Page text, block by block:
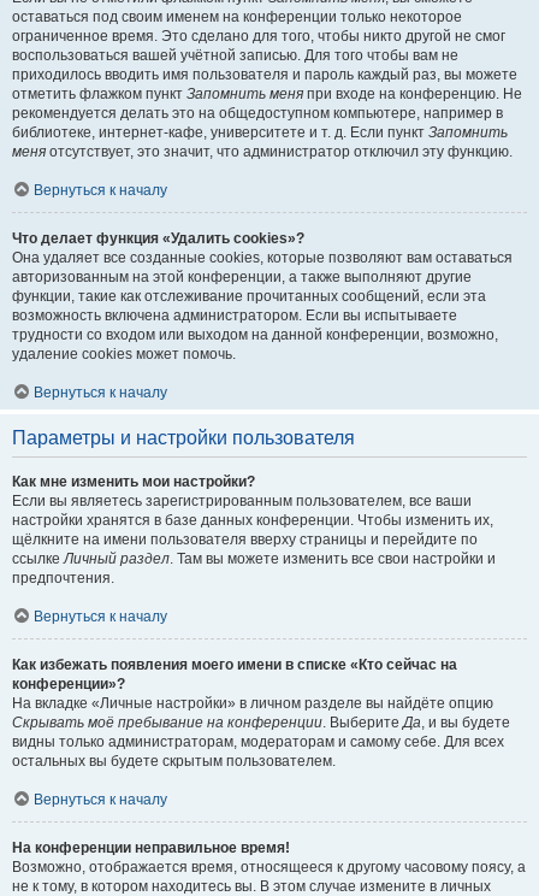
оставаться под своим именем на конференции только некоторое
ограниченное время. Это сделано для того, чтобы никто другой не смог
воспользоваться вашей учётной записью. Для того чтобы вам не
приходилось вводить имя пользователя и пароль каждый раз, вы можете
отметить флажком пункт Запомнить меня при входе на конференцию. Не
рекомендуется делать это на общедоступном компьютере, например в
библиотеке, интернет-кафе, университете и т. д. Если пункт Запомнить
меня отсутствует, это значит, что администратор отключил эту функцию.
Вернуться к началу
Что делает функция «Удалить cookies»?
Она удаляет все созданные cookies, которые позволяют вам оставаться
авторизованным на этой конференции, а также выполняют другие
функции, такие как отслеживание прочитанных сообщений, если эта
возможность включена администратором. Если вы испытываете
трудности со входом или выходом на данной конференции, возможно,
удаление cookies может помочь.
Вернуться к началу
Параметры и настройки пользователя
Как мне изменить мои настройки?
Если вы являетесь зарегистрированным пользователем, все ваши
настройки хранятся в базе данных конференции. Чтобы изменить их,
щёлкните на имени пользователя вверху страницы и перейдите по
ссылкеЛичный раздел. Там вы можете изменить все свои настройки и
предпочтения.
Вернуться к началу
Как избежать появления моего имени в списке «Кто сейчас на
конференции»?
На вкладке «Личные настройки» в личном разделе вы найдёте опцию
Скрывать моё пребывание на конференции. ВыберитеДа, и вы будете
видны только администраторам, модераторам и самому себе. Для всех
остальных вы будете скрытым пользователем.
Вернуться к началу
На конференции неправильное время!
Возможно, отображается время, относящееся к другому часовому поясу, а
не к тому, в котором находитесь вы. В этом случае измените в личных